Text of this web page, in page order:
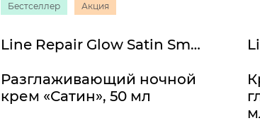
Бестселлер Акция
Line Repair Glow Satin Smooth Night Cream
Разглаживающий ночной
крем «Сатин», 50 мл